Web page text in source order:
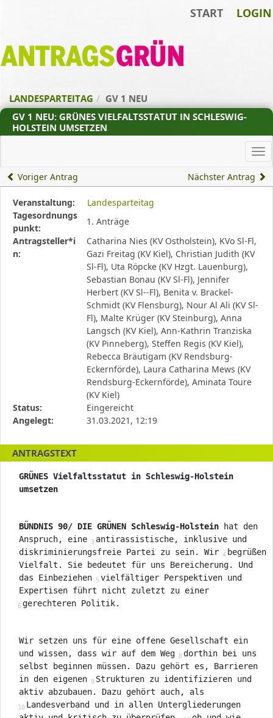
START LOGIN
Zur
Startseite
LANDESPARTEITAG
GV 1 NEU
GV 1 NEU: GRÜNES VIELFALTSSTATUT IN SCHLESWIG-
HOLSTEIN UMSETZEN
Voriger Antrag Nächster Antrag
Diese
Tabelle
beschreibt
den
Status,
Veranstaltung:
Landesparteitag
Tagesordnungs
punkt:
1. Anträge
Antragsteller*i
n:
Catharina Nies (KV Ostholstein), KVo Sl-Fl,
Gazi Freitag (KV Kiel), Christian Judith (KV
Sl-Fl), Uta Röpcke (KV Hzgt. Lauenburg),
Sebastian Bonau (KV Sl-Fl), Jennifer
Herbert (KV Sl--Fl), Benita v. Brackel-
Schmidt (KV Flensburg), Nour Al Ali (KV Sl-
Fl), Malte Krüger (KV Steinburg), Anna
Langsch (KV Kiel), Ann-Kathrin Tranziska
(KV Pinneberg), Steffen Regis (KV Kiel),
Rebecca Bräutigam (KV Rendsburg-
Eckernförde), Laura Catharina Mews (KV
Rendsburg-Eckernförde), Aminata Toure
(KV Kiel)
Status:
Eingereicht
Angelegt:
31.03.2021, 12:19
ANTRAGSTEXT
GRÜNES Vielfaltsstatut in Schleswig-Holstein
umsetzen
BÜNDNIS 90/ DIE GRÜNEN Schleswig-Holstein hat den
Anspruch, eine antirassistische, inklusive und
diskriminierungsfreie Partei zu sein. Wir begrüßen
Vielfalt. Sie bedeutet für uns Bereicherung. Und
das Einbeziehen vielfältiger Perspektiven und
Expertisen führt nicht zuletzt zu einer
gerechteren Politik.
Wir setzen uns für eine offene Gesellschaft ein
und wissen, dass wir auf dem Weg dorthin bei uns
selbst beginnen müssen. Dazu gehört es, Barrieren
in den eigenen Strukturen zu identifizieren und
aktiv abzubauen. Dazu gehört auch, als
Landesverband und in allen Untergliederungen